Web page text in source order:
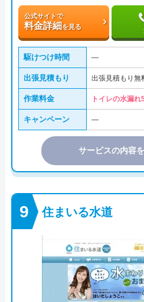
公式サイトで
料金詳細を見る
駆けつけ時間 ―
出張見積もり 出張見積もり無
作業料金 トイレの水漏れ
キャンペーン ―
サービスの内容
住まいる水道